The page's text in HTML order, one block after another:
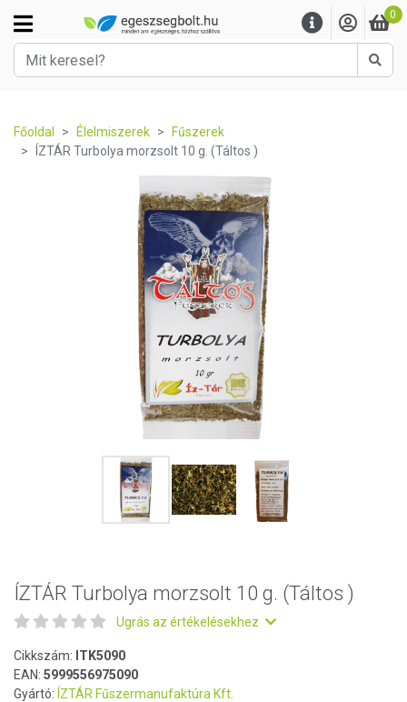
0
Főoldal Élelmiszerek
Fűszerek
ÍZTÁR Turbolya morzsolt 10 g. (Táltos )
ÍZTÁR Turbolya morzsolt 10 g. (Táltos )
Ugrás az értékelésekhez
Cikkszám: ITK5090
EAN: 5999556975090
Gyártó: ÍZTÁR Fűszermanufaktúra Kft.